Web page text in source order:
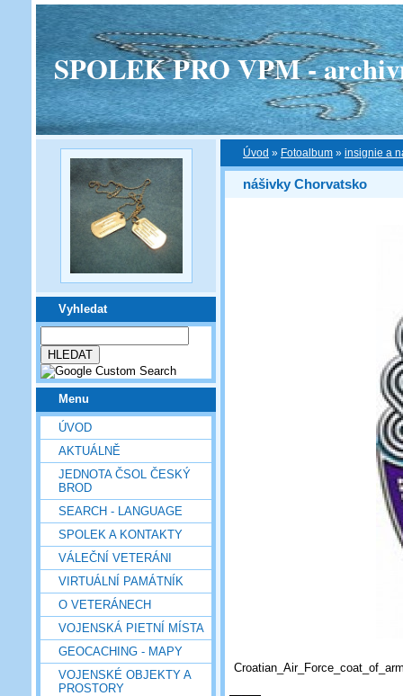
SPOLEK PRO VPM -
Vyhledat
Menu
ÚVOD
AKTUÁLNĚ
JEDNOTA ČSOL ČESKÝ
BROD
SEARCH - LANGUAGE
SPOLEK A KONTAKTY
VÁLEČNÍ VETERÁNI
VIRTUÁLNÍ PAMÁTNÍK
O VETERÁNECH
VOJENSKÁ PIETNÍ MÍSTA
GEOCACHING - MAPY
VOJENSKÉ OBJEKTY A
PROSTORY
Úvod » Fotoalbum » insignie a
nášivky Chorvatsko